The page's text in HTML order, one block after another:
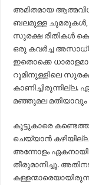
അമിതമായ
ബലമുള്ള ചുമരുകള്‍,
സുരക്ഷ രീതികള്‍
ഒരു കവര്‍ച്ച
ഇതൊക്കെ
റൂമിനുള്ളിലെ
കാണിച്ചിരുന്നില്ല.
മഞ്ഞുമല മതിയാവും
കൂട്ടുകാരെ
ചെയ്യാന്‍
അന്നോളം
തീരുമാനിച്ചൂ.